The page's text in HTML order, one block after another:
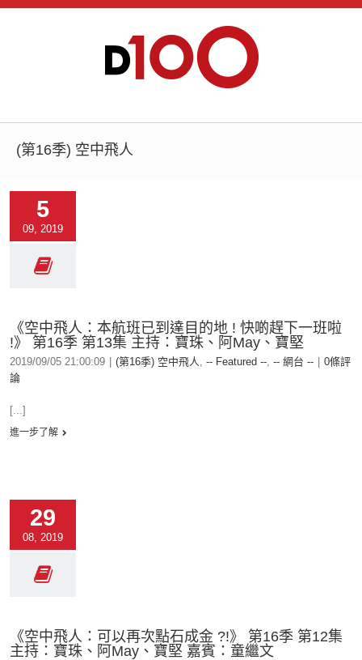
(第16季) 空中飛人
5
09, 2019
《空中飛人：本航班已到達目的地 ! 快啲趕下一班啦
!》 第16季 第13集 主持：寶珠、阿May、寶堅
2019/09/05 21:00:09 (第16季) 空中飛人, -- Featured --, -- 網台 --
0條評
論
[...]
進一步了解
29
08, 2019
《空中飛人：可以再次點石成金 ?!》 第16季 第12集
主持：寶珠、阿May、寶堅 嘉賓：童繼文